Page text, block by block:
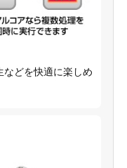
などを快適に楽しめ